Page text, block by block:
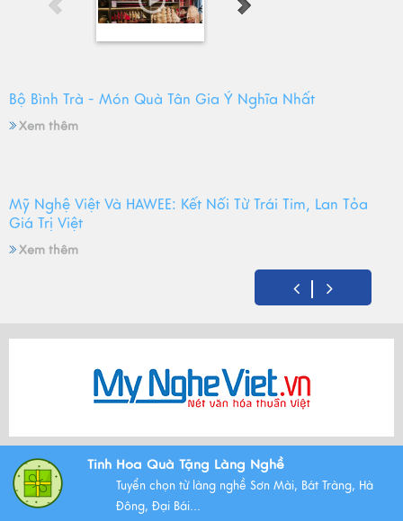
Bộ Bình Trà - Món Quà Tân Gia Ý Nghĩa Nhất
Xem thêm
Mỹ Nghệ Việt Và HAWEE: Kết Nối Từ Trái Tim, Lan Tỏa
Giá Trị Việt
Xem thêm
Bộ Tam Sự Là Gì ? Bộ Tam Sự Có Ý Nghĩa Như Thế Nào
Trong Văn Hóa Thờ Cúng?
Xem thêm
Tinh Hoa Quà Tặng Làng Nghề
Tuyển chọn từ làng nghề Sơn Mài, Bát Tràng, Hà
Đông, Đại Bái...